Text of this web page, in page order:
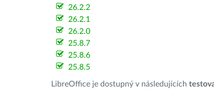
26.2.2
26.2.1
26.2.0
25.8.7
25.8.6
25.8.5
LibreOffice je dostupný v následujících